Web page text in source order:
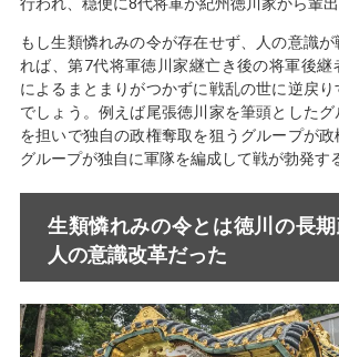
もし生類憐れみの令が存在せず、人の意識
れば、第7代将軍徳川家継亡き後の将軍後継
によるまとまりがつかずに戦乱の世に逆戻
でしょう。例えば尾張徳川家を筆頭とした
を担いで独自の政権奪取を狙うグループが
グループが独自に軍隊を編成して戦が勃発す
生類憐れみの令とは徳川の長
人の意識改革だった